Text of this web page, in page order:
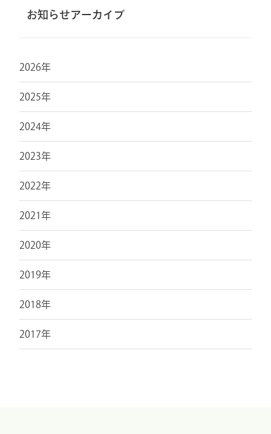
お知らせアーカイブ
2026年
2025年
2024年
2023年
2022年
2021年
2020年
2019年
2018年
2017年